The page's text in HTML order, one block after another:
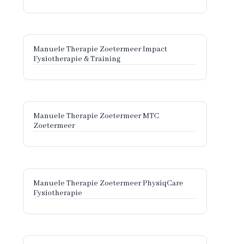
Manuele Therapie Zoetermeer Impact
Fysiotherapie & Training
Manuele Therapie Zoetermeer MTC
Zoetermeer
Manuele Therapie Zoetermeer PhysiqCare
Fysiotherapie